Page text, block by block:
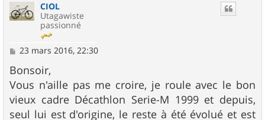
CIOL
Utagawiste
passionné
M
s
s
a
g
e
23 mars 2016, 22:30
Bonsoir,
Vous n'aille pas me croire, je roule avec le bon
vieux cadre Décathlon Serie-M 1999 et depuis,
seul lui est d'origine, le reste à été évolué et est